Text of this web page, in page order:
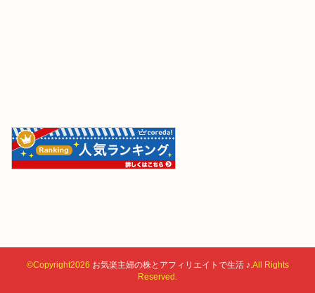
©Copyright2026 お気楽主婦の株とアフィリエイトで生活 ♪ .All Rights
Reserved.